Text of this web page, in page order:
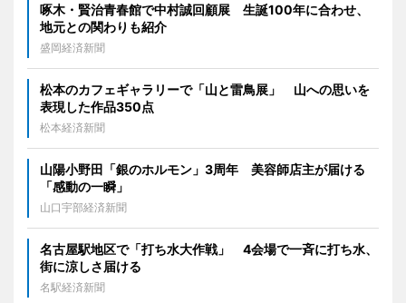
啄木・賢治青春館で中村誠回顧展 生誕100年に合わせ、
地元との関わりも紹介
盛岡経済新聞
松本のカフェギャラリーで「山と雷鳥展」 山への思いを
表現した作品350点
松本経済新聞
山陽小野田「銀のホルモン」3周年 美容師店主が届ける
「感動の一瞬」
山口宇部経済新聞
名古屋駅地区で「打ち水大作戦」 4会場で一斉に打ち水、
街に涼しさ届ける
名駅経済新聞